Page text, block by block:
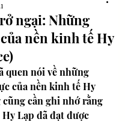
ngại: Những
nền kinh tế Hy
quen nói về những
của nền kinh tế Hy
cần ghi nhớ rằng
Lạp đã đạt được